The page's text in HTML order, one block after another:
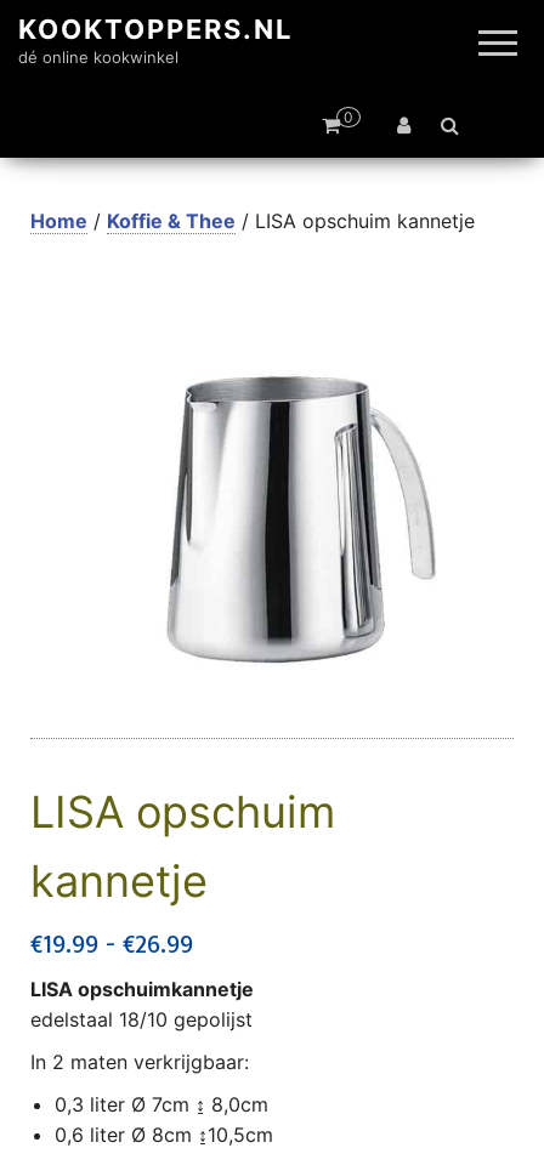
KOOKTOPPERS.NL
dé online kookwinkel
0
Home / Koffie & Thee / LISA opschuim kannetje
LISA opschuim
kannetje
€19.99 - €26.99Prijsklasse: €19.99 tot €26.99
LISA opschuimkannetje
edelstaal 18/10 gepolijst
In 2 maten verkrijgbaar:
0,3 liter Ø 7cm ↨ 8,0cm
0,6 liter Ø 8cm ↨10,5cm